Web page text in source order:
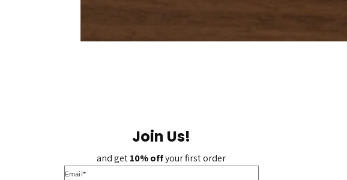
Join Us!
and get 10% off your first order
*Email